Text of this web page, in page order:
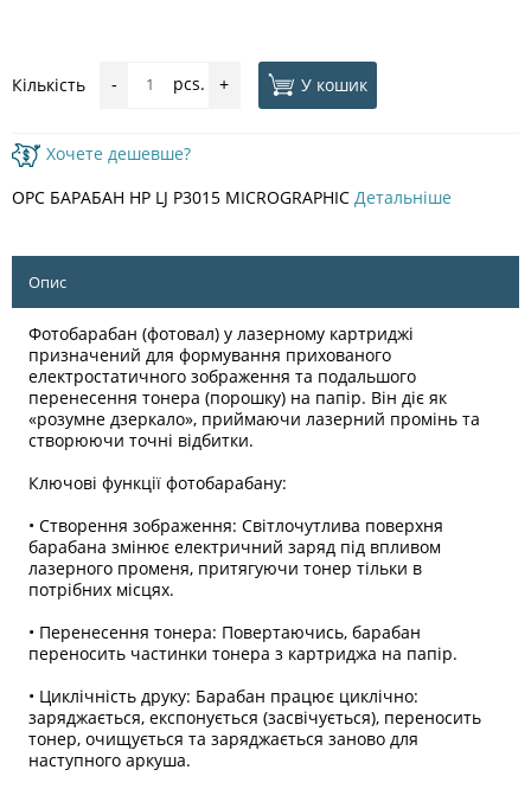
Кількість - pcs. + У кошик
Хочете дешевше?
OPC БАРАБАН HP LJ P3015 MICROGRAPHIC Детальніше
Опис
Фотобарабан (фотовал) у лазерному картриджі
призначений для формування прихованого
електростатичного зображення та подальшого
перенесення тонера (порошку) на папір. Він діє як
«розумне дзеркало», приймаючи лазерний промінь та
створюючи точні відбитки.
Ключові функції фотобарабану:
• Створення зображення: Світлочутлива поверхня
барабана змінює електричний заряд під впливом
лазерного променя, притягуючи тонер тільки в
потрібних місцях.
• Перенесення тонера: Повертаючись, барабан
переносить частинки тонера з картриджа на папір.
• Циклічність друку: Барабан працює циклічно:
заряджається, експонується (засвічується), переносить
тонер, очищується та заряджається заново для
наступного аркуша.